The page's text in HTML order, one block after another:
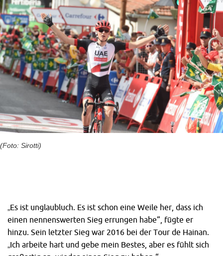
(Foto: Sirotti)
„Es ist unglaubluch. Es ist schon eine Weile her, dass ich
einen nennenswerten Sieg errungen habe“, fügte er
hinzu. Sein letzter Sieg war 2016 bei der Tour de Hainan.
„Ich arbeite hart und gebe mein Bestes, aber es fühlt sich